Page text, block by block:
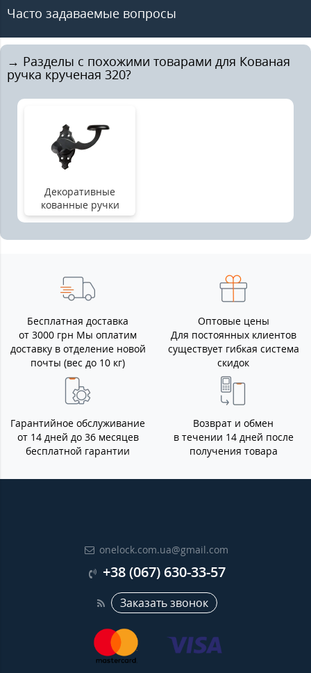
Часто задаваемые вопросы
→ Разделы с похожими товарами для Кованая
ручка крученая 320?
Декоративные
кованные ручки
Бесплатная доставка
от 3000 грн Мы оплатим
доставку в отделение новой
почты (вес до 10 кг)
Оптовые цены
Для постоянных клиентов
существует гибкая система
скидок
Гарантийное обслуживание
от 14 дней до 36 месяцев
бесплатной гарантии
Возврат и обмен
в течении 14 дней после
получения товара
onelock.com.ua@gmail.com
+38 (067) 630-33-57
Заказать звонок